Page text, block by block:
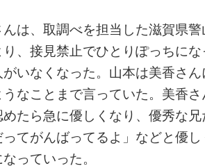
は、取調べを担当した滋賀県
、接見禁止でひとりぽっちに
いなくなった。山本は美香さ
なことまで言っていた。美香
たら急に優しくなり、優秀な
てがんばってるよ」などと優し
っていった。